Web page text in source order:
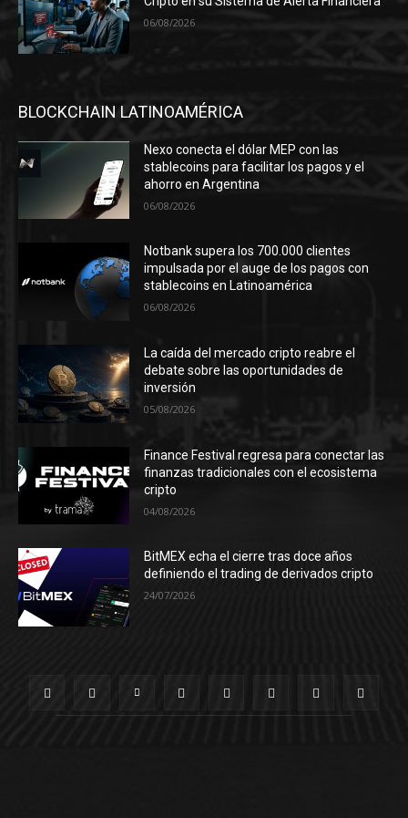
06/08/2026
BLOCKCHAIN LATINOAMÉRICA
Nexo conecta el dólar MEP con las
stablecoins para facilitar los pagos y el
ahorro en Argentina
06/08/2026
Notbank supera los 700.000 clientes
impulsada por el auge de los pagos con
stablecoins en Latinoamérica
06/08/2026
La caída del mercado cripto reabre el
debate sobre las oportunidades de
inversión
05/08/2026
Finance Festival regresa para conectar las
finanzas tradicionales con el ecosistema
cripto
04/08/2026
BitMEX echa el cierre tras doce años
definiendo el trading de derivados cripto
24/07/2026